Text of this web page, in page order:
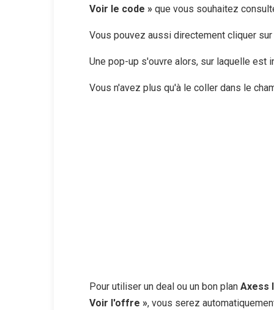
Voir le code » que vous souhaitez
Vous pouvez aussi directement cliquer sur
Une pop-up s'ouvre alors, sur laquelle
Vous n'avez plus qu'à le coller dans le
Pour utiliser un deal ou un bon plan Axess
Voir l'offre », vous serez